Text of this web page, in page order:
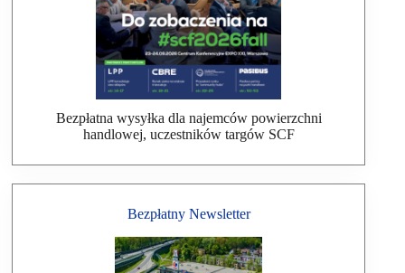
Bezpłatna wysyłka dla najemców powierzchni
handlowej, uczestników targów SCF
Bezpłatny Newsletter